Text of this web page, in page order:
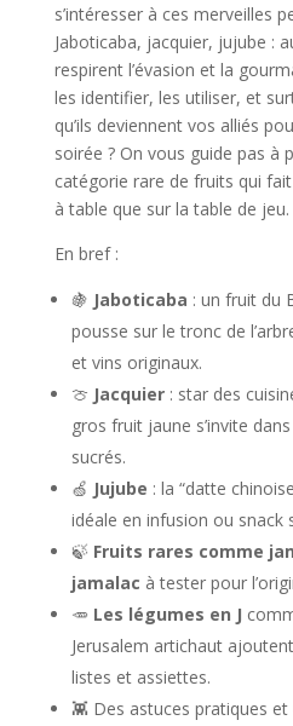
s’intéresser à ces merveilles
Jaboticaba, jacquier, jujube :
respirent l’évasion et la
les identifier, les utiliser, et
qu’ils deviennent vos alliés
soirée ? On vous guide pas à
catégorie rare de fruits qui
à table que sur la table de jeu.
En bref :
🍇 Jaboticaba : un fruit du
pousse sur le tronc de
et vins originaux.
🍈 Jacquier: star des
gros fruit jaune s’invite
sucrés.
🍏 Jujube : la “datte
idéale en infusion ou snack
🍃 Fruits rares comme
jamalac à tester pour
🥕 Les légumes en J
Jerusalem artichaut
listes et assiettes.
👾 Des astuces pratiques